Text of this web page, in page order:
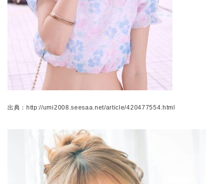
出典：http://umi2008.seesaa.net/article/420477554.html